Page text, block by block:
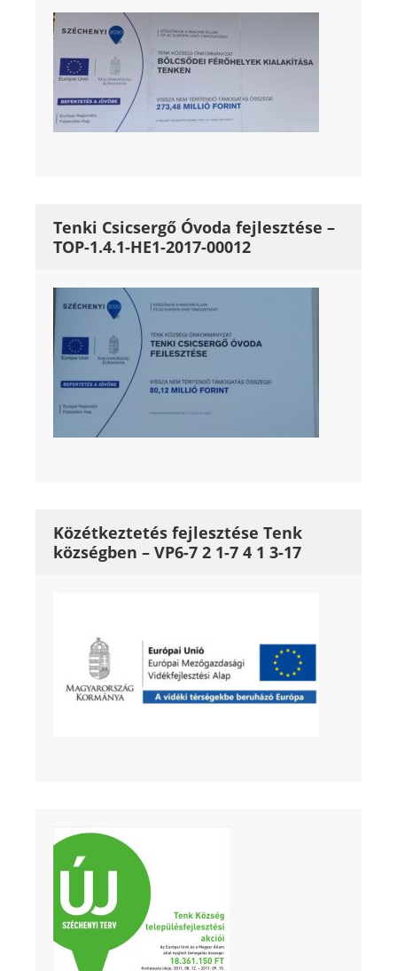
Tenki Csicsergő Óvoda fejlesztése –
TOP-1.4.1-HE1-2017-00012
Közétkeztetés fejlesztése Tenk
községben – VP6-7 2 1-7 4 1 3-17